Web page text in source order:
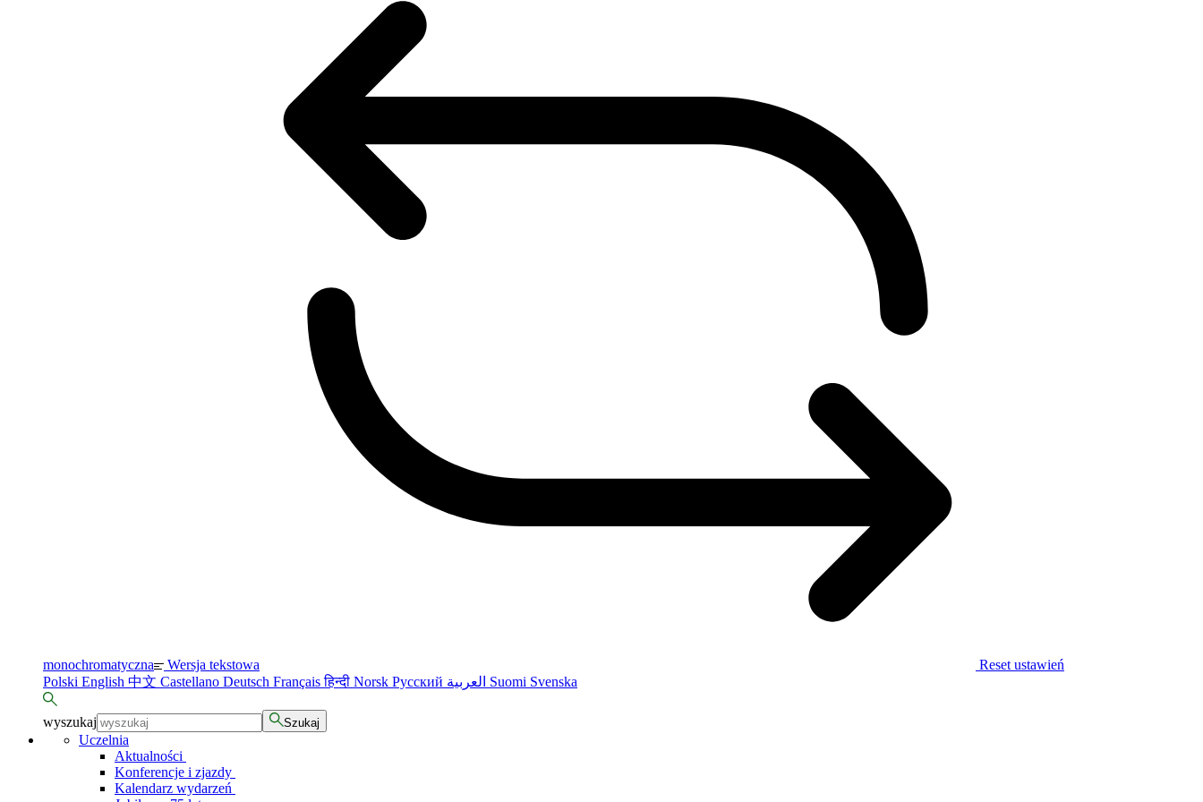
monochromatyczna Wersja tekstowa
Reset ustawień
Polski English 中文 Castellano Deutsch Françaisहिन्दी Norsk Русский Suomi Svenska
wyszukaj Szukaj
Uczelnia
Aktualności
Konferencje i zjazdy
Kalendarz wydarzeń